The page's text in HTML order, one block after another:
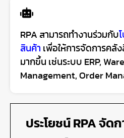
RPA สามารถทำงานร่วมกับ
สินค้า เพื่อให้การจัดการคลั
มากขึ้น เช่นระบบ ERP,
Management, Order
ประโยชน์ RPA จัด